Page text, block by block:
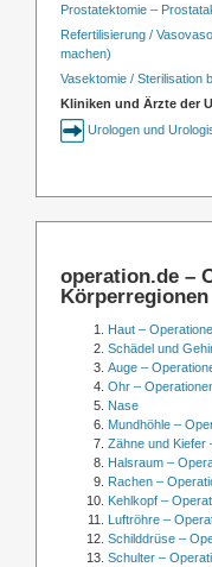
Prostatektomie –
Refertilisierung /
machen)
Vasektomie / Sterilisation
Kliniken und Ärzte der
Urologen und
operation.de –
Körperregionen
Haut –
Schädel und
Auge –
Ohr –
Nase
Mundhöhle –
Zähne und Kiefer
Halsraum –
Rachen –
Kehlkopf –
Luftröhre –
Schilddrüse –
Schulter –